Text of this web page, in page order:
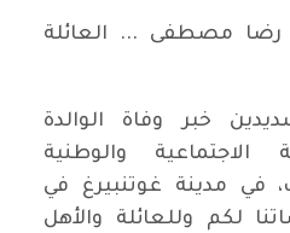
رضا مصطفى ... العائلة
خبر وفاة الوالدة
الاجتماعية والوطنية
في مدينة غوتنبيرغ في
لكم وللعائلة والأهل